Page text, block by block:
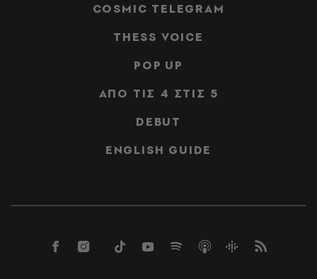
COSMIC TELEGRAM
THESS VOICE
POP UP
ΑΠΟ ΤΙΣ 4 ΣΤΙΣ 5
DEBUT
ENGLISH GUIDE